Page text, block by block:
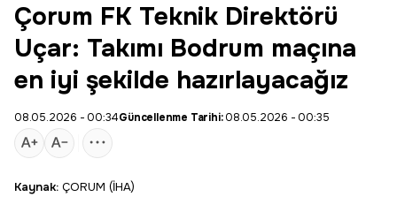
Çorum FK Teknik Direktörü
Uçar: Takımı Bodrum maçına
en iyi şekilde hazırlayacağız
08.05.2026 - 00:34Güncellenme Tarihi:08.05.2026 - 00:35
Kaynak: ÇORUM (İHA)